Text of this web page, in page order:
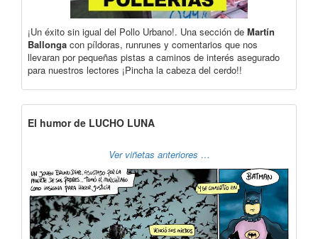
¡Un éxito sin igual del Pollo Urbano!. Una sección de Martín
Ballonga con píldoras, runrunes y comentarios que nos
llevaran por pequeñas pistas a caminos de interés asegurado
para nuestros lectores ¡Pincha la cabeza del cerdo!!
El humor de LUCHO LUNA
Ver viñetas anteriores …